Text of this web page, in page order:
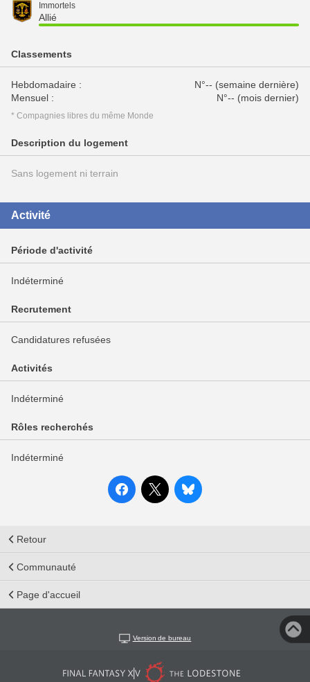
Immortels
Allié
Classements
Hebdomadaire :
N°-- (semaine dernière)
Mensuel :
N°-- (mois dernier)
* Compagnies libres du même Monde
Description du logement
Sans logement ni terrain
Activité
Période d'activité
Indéterminé
Recrutement
Candidatures refusées
Activités
Indéterminé
Rôles recherchés
Indéterminé
Retour
Communauté
Page d'accueil
Version de bureau